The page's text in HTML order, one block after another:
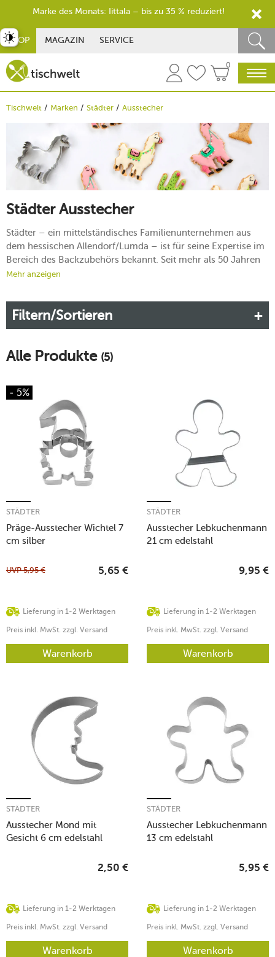
SHOP MAGAZIN SERVICE
0
Tischwelt Marken Städter Ausstecher
Städter Ausstecher
Städter – ein mittelständisches Familienunternehmen aus
dem hessischen Allendorf/Lumda – ist für seine Expertise im
Bereich des Backzubehörs bekannt. Seit mehr als 50 Jahren
steht die Marke für Qualität und Innovation. Um Ihre
leckeren Kreationen zu überzeugen, sind die Städter-
Ausstecher die ideale Wahl.
Mehr erfahren!
Mehr anzeigen
Filtern/Sortieren
Alle Produkte (5)
- 5%
Präge-Ausstecher Wichtel 7
cm silber
STÄDTER
Lieferung in 1-2 Werktagen
UVP5,95 € 5,65 €
Preis inkl. MwSt. zzgl. Versand
Warenkorb
Ausstecher Lebkuchenmann
21 cm edelstahl
STÄDTER
Lieferung in 1-2 Werktagen
9,95 €
Preis inkl. MwSt. zzgl. Versand
Warenkorb
Ausstecher Mond mit
Gesicht 6 cm edelstahl
STÄDTER
Lieferung in 1-2 Werktagen
2,50 €
Preis inkl. MwSt. zzgl. Versand
Warenkorb
Ausstecher Lebkuchenmann
13 cm edelstahl
STÄDTER
Lieferung in 1-2 Werktagen
5,95 €
Preis inkl. MwSt. zzgl. Versand
Warenkorb
umschalten
Marke des Monats: Iittala – bis zu 35 % reduziert!